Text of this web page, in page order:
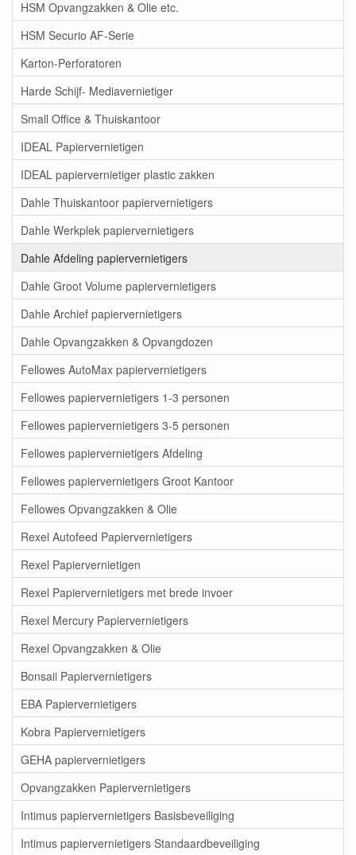
HSM Opvangzakken & Olie etc.
HSM Securio AF-Serie
Karton-Perforatoren
Harde Schijf- Mediavernietiger
Small Office & Thuiskantoor
IDEAL Papiervernietigen
IDEAL papiervernietiger plastic zakken
Dahle Thuiskantoor papiervernietigers
Dahle Werkplek papiervernietigers
Dahle Afdeling papiervernietigers
Dahle Groot Volume papiervernietigers
Dahle Archief papiervernietigers
Dahle Opvangzakken & Opvangdozen
Fellowes AutoMax papiervernietigers
Fellowes papiervernietigers 1-3 personen
Fellowes papiervernietigers 3-5 personen
Fellowes papiervernietigers Afdeling
Fellowes papiervernietigers Groot Kantoor
Fellowes Opvangzakken & Olie
Rexel Autofeed Papiervernietigers
Rexel Papiervernietigen
Rexel Papiervernietigers met brede invoer
Rexel Mercury Papiervernietigers
Rexel Opvangzakken & Olie
Bonsaii Papiervernietigers
EBA Papiervernietigers
Kobra Papiervernietigers
GEHA papiervernietigers
Opvangzakken Papiervernietigers
Intimus papiervernietigers Basisbeveiliging
Intimus papiervernietigers Standaardbeveiliging